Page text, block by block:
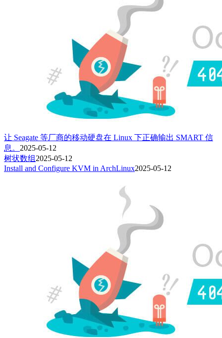
让 Seagate 等厂商的移动硬盘在 Linux 下正确输出 SMART 信
息。 2025-05-12
树状数组 2025-05-12
Install and Configure KVM in ArchLinux2025-05-12